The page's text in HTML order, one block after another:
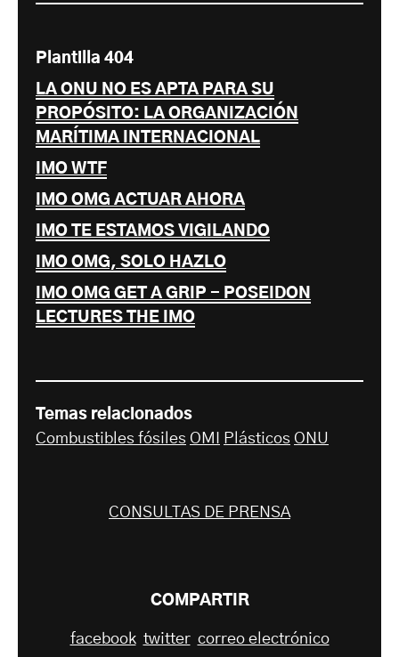
Plantilla 404
LA ONU NO ES APTA PARA SU
PROPÓSITO: LA ORGANIZACIÓN
MARÍTIMA INTERNACIONAL
IMO WTF
IMO OMG ACTUAR AHORA
IMO TE ESTAMOS VIGILANDO
IMO OMG, SOLO HAZLO
IMO OMG GET A GRIP - POSEIDON
LECTURES THE IMO
Temas relacionados
Combustibles fósiles OMI Plásticos ONU
CONSULTAS DE PRENSA
COMPARTIR
facebook twitter correo electrónico